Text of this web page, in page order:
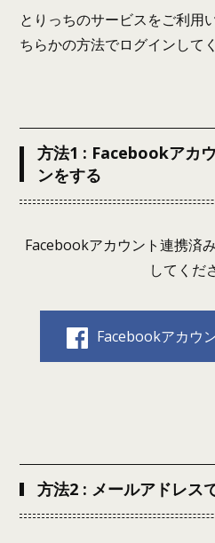
とりっちのサービスをご利用
ちらかの方法でログインして
方法1 : Facebookアカ
ンをする
Facebookアカウント連携済
してくだ
Facebookアカウ
方法2 : メールアドレス